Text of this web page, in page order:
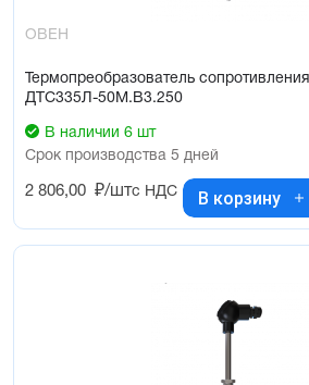
ОВЕН
Термопреобразователь сопротивления
ДТС335Л-50М.В3.250
В наличии 6 шт
Срок производства 5 дней
2 806,00 ₽/штс НДС В корзину